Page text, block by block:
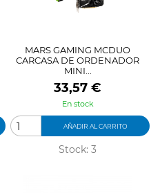
MARS GAMING MCDUO
CARCASA DE ORDENADOR
MINI...
Precio
33,57 €
En stock
AÑADIR AL CARRITO
Stock: 3